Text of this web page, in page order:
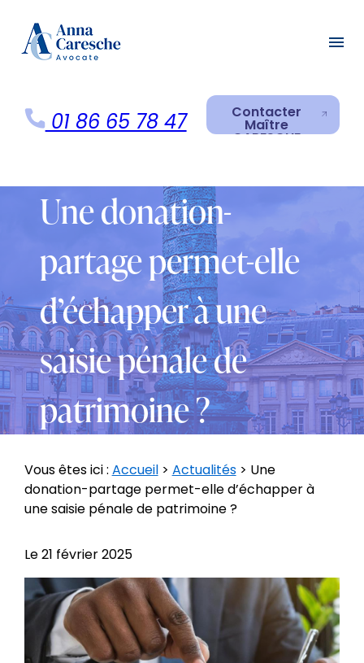
menu
01 86 65 78 47 Contacter
Maître
CARESCHE
Contacter
Une donation-
partage permet-elle
d’échapper à une
saisie pénale de
patrimoine ?
Vous êtes ici : Accueil> Actualités> Une
donation-partage permet-elle d’échapper à
une saisie pénale de patrimoine ?
Le21 février 2025